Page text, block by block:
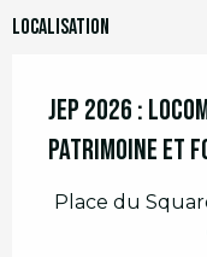
Localisation
JEP 2026 :
Patrimoine et
Place du